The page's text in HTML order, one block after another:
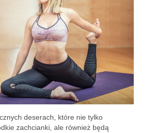
deserach, które nie tylko
zachcianki, ale również będą